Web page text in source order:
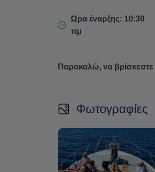
Ωρα έναρξης: 10:30
πμ
Παρακαλώ, να
Φωτογραφίες